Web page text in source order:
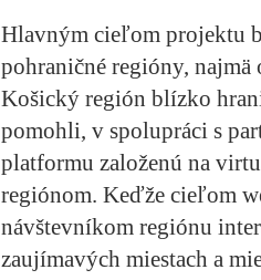
Hlavným cieľom projektu
pohraničné regióny,
Košický región blízko
pomohli, v spolupráci s
platformu založenú na
regiónom. Keďže cieľom
návštevníkom regiónu
zaujímavých miestach a